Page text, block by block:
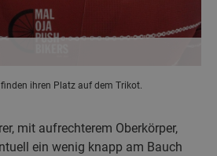
ihren Platz auf dem Trikot.
mit aufrechterem Oberkörper,
ein wenig knapp am Bauch